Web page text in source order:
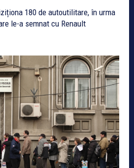
180 de autoutilitare, în urma
le-a semnat cu Renault